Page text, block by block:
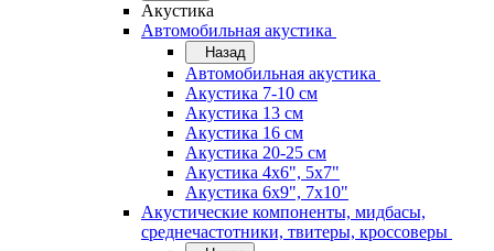
Акустика
Автомобильная акустика
Назад
Автомобильная акустика
Акустика 7-10 см
Акустика 13 см
Акустика 16 см
Акустика 20-25 см
Акустика 4х6", 5х7"
Акустика 6х9", 7х10"
Акустические компоненты, мидбасы,
среднечастотники, твитеры, кроссоверы